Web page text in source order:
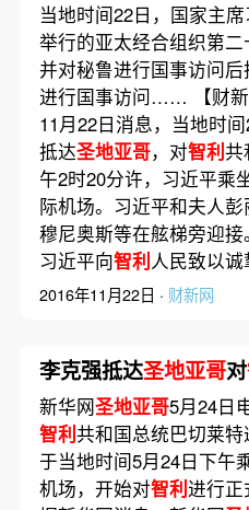
当地时间22日，国家主
举行的亚太经合组织第
并对秘鲁进行国事访问后
进行国事访问…… 【财
11月22日消息，当地时
抵达圣地亚哥，对智利 共
午2时20分许，习近平乘
际机场。习近平和夫人彭
穆尼奥斯等在舷梯旁迎接
习近平向智利 人民致以
2016年11月22日 · 财新网
李克强抵达圣地亚哥对
新华网圣地亚哥5月24日
智利共和国总统巴切莱
于当地时间5月24日下午
机场，开始对智利进行